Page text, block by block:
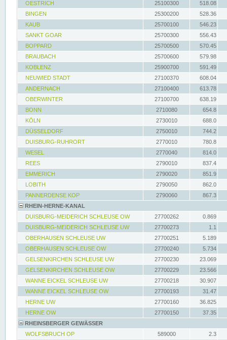
OESTRICH
25100300
518.08
BINGEN
25300200
528.36
KAUB
25700100
546.23
SANKT GOAR
25700300
556.43
BOPPARD
25700500
570.45
BRAUBACH
25700600
579.98
KOBLENZ
25900700
591.49
NEUWIED STADT
27100370
608.04
ANDERNACH
27100400
613.78
OBERWINTER
27100700
638.19
BONN
2710080
654.8
KÖLN
2730010
688.0
DÜSSELDORF
2750010
744.2
DUISBURG-RUHRORT
2770010
780.8
WESEL
2770040
814.0
REES
2790010
837.4
EMMERICH
2790020
851.9
LOBITH
2790050
862.0
PANNERDENSE KOP
2790060
867.3
RHEIN-HERNE-KANAL
DUISBURG-MEIDERICH SCHLEUSE OW
27700262
0.869
DUISBURG-MEIDERICH SCHLEUSE UW
27700273
1.1
OBERHAUSEN SCHLEUSE UW
27700251
5.189
OBERHAUSEN SCHLEUSE OW
27700240
5.734
GELSENKIRCHEN SCHLEUSE UW
27700230
23.069
GELSENKIRCHEN SCHLEUSE OW
27700229
23.566
WANNE EICKEL SCHLEUSE UW
27700218
30.907
WANNE EICKEL SCHLEUSE OW
27700193
31.47
HERNE UW
27700160
36.825
HERNE OW
27700150
37.35
RHEINSBERGER GEWÄSSER
WOLFSBRUCH OP
589000
2.3